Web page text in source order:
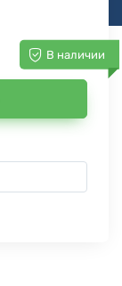
В наличии